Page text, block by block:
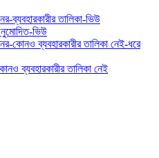
ব্যবহারকারীর তালিকা-ভিউ
ভিউ
কোনও ব্যবহারকারীর তালিকা নেই-ধরে
ব্যবহারকারীর তালিকা নেই